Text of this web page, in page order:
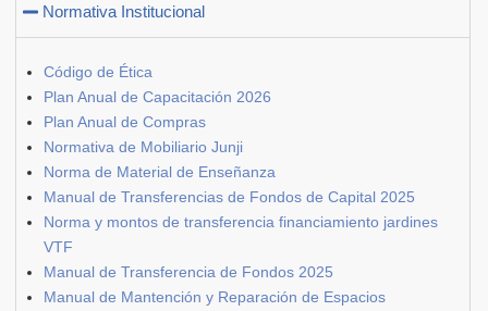
Normativa Institucional
Código de Ética
Plan Anual de Capacitación 2026
Plan Anual de Compras
Normativa de Mobiliario Junji
Norma de Material de Enseñanza
Manual de Transferencias de Fondos de Capital 2025
Norma y montos de transferencia financiamiento jardines
VTF
Manual de Transferencia de Fondos 2025
Manual de Mantención y Reparación de Espacios